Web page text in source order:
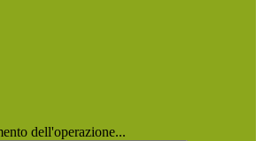
dell'operazione...